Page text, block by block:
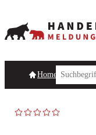
Homepage